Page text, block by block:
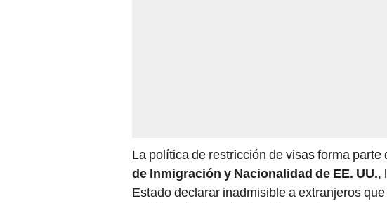
La política de restricción de visas forma
de Inmigración y Nacionalidad de EE. UU.,
Estado declarar inadmisible a extranjeros